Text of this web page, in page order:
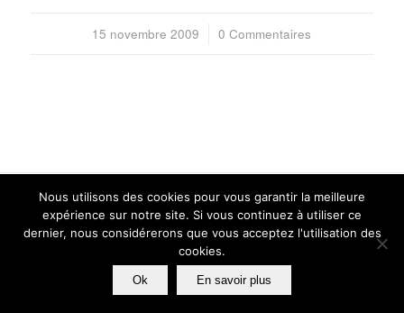
15 novembre 2009
/ 0 Commentaires
© GUILLAUME VERDIER ARCHITECTURE NAVALE
POLITIQUE DE CONFIDENTIALITÉ
MENTIONS LÉGALES
SITES AMIS CRÉDITS
Nous utilisons des cookies pour vous garantir la meilleure
expérience sur notre site. Si vous continuez à utiliser ce
dernier, nous considérerons que vous acceptez l'utilisation des
cookies.
Ok En savoir plus